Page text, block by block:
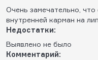
Очень замечательно,
внутренней карман на
Недостатки:
Выявлено не было
Комментарий: